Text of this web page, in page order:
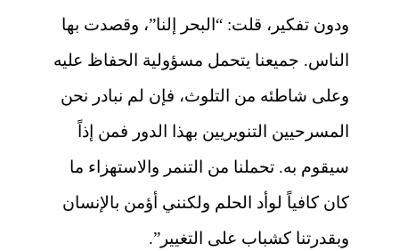
ودون تفكير، قلت: “البحر إلنا”، وقصدت بها
الناس. جميعنا يتحمل مسؤولية الحفاظ عليه
وعلى شاطئه من التلوث، فإن لم نبادر نحن
المسرحيين التنويريين بهذا الدور فمن إذاً
سيقوم به. تحملنا من التنمر والاستهزاء ما
كان كافياً لوأد الحلم ولكنني أؤمن بالإنسان
وبقدرتنا كشباب على التغيير”.